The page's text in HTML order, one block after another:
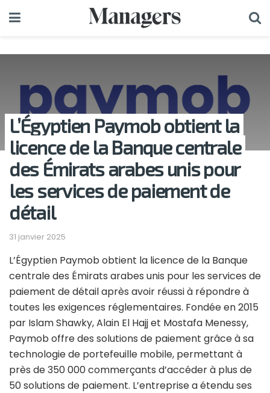
L’Égyptien Paymob obtient la
licence de la Banque centrale
des Émirats arabes unis pour
les services de paiement de
détail
31 janvier 2025
L’Égyptien Paymob obtient la licence de la Banque
centrale des Émirats arabes unis pour les services de
paiement de détail après avoir réussi à répondre à
toutes les exigences réglementaires. Fondée en 2015
par Islam Shawky, Alain El Hajj et Mostafa Menessy,
Paymob offre des solutions de paiement grâce à sa
technologie de portefeuille mobile, permettant à
près de 350 000 commerçants d’accéder à plus de
50 solutions de paiement. L’entreprise a étendu ses